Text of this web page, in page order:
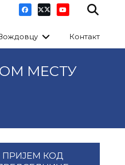
Контакт
МЕСТУ
ПРИЈЕМ КОД